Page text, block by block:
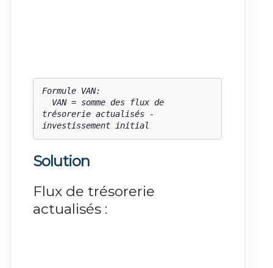
Formule VAN:
trésorerie actualisés -
investissement initial
Solution
Flux de trésorerie
actualisés :